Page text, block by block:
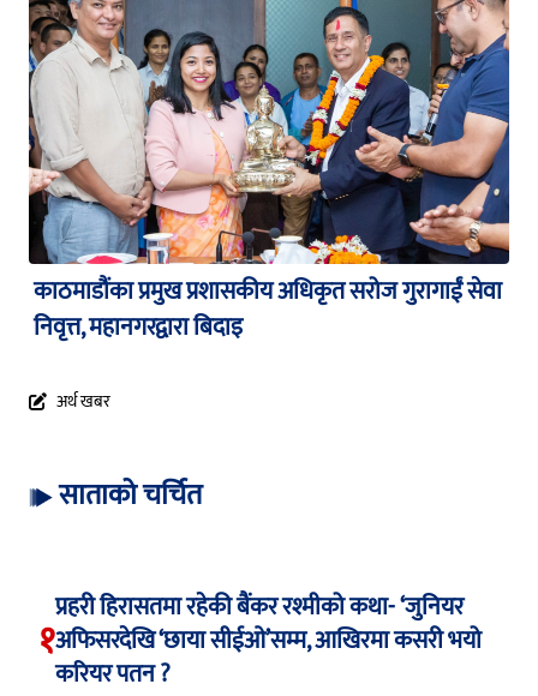
काठमाडौंका प्रमुख प्रशासकीय अधिकृत सरोज गुरागाईं सेवा
निवृत्त, महानगरद्वारा बिदाइ
अर्थ खबर
साताको चर्चित
१
प्रहरी हिरासतमा रहेकी बैंकर रश्मीको कथा- ‘जुनियर
अफिसरदेखि ‘छाया सीईओ’सम्म, आखिरमा कसरी भयो
करियर पतन ?